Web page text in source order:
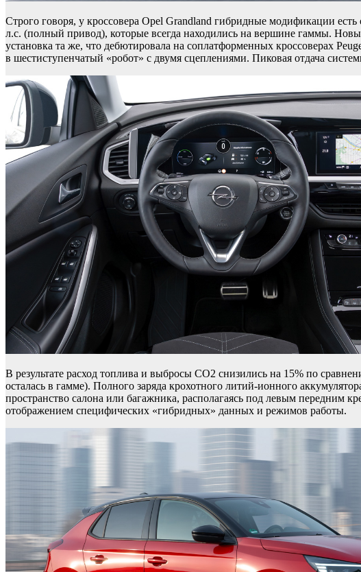
Строго говоря, у кроссовера Opel Grandland гибридные модификации
л.с. (полный привод), которые всегда находились на вершине гаммы.
установка та же, что дебютировала на соплатформенных кроссоверах
в шестиступенчатый «робот» с двумя сцеплениями. Пиковая отдача
В результате расход топлива и выбросы CO2 снизились на 15% по
осталась в гамме). Полного заряда крохотного литий-ионного
пространство салона или багажника, располагаясь под левым
отображением специфических «гибридных» данных и режимов работы.